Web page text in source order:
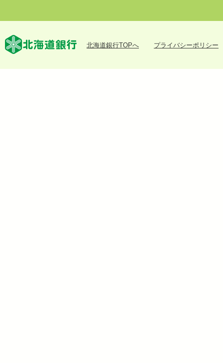
北海道銀行TOPへ プライバシーポリシー